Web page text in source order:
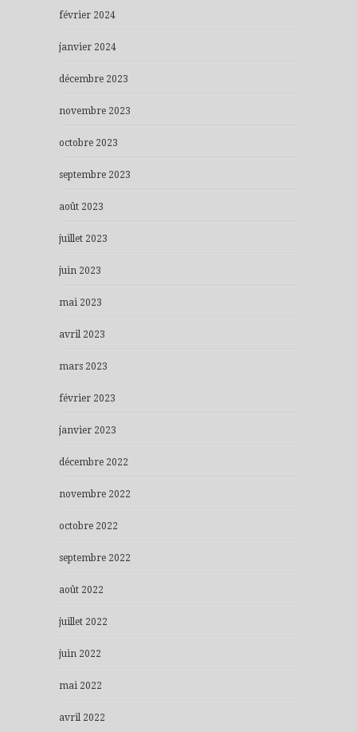
février 2024
janvier 2024
décembre 2023
novembre 2023
octobre 2023
septembre 2023
août 2023
juillet 2023
juin 2023
mai 2023
avril 2023
mars 2023
février 2023
janvier 2023
décembre 2022
novembre 2022
octobre 2022
septembre 2022
août 2022
juillet 2022
juin 2022
mai 2022
avril 2022